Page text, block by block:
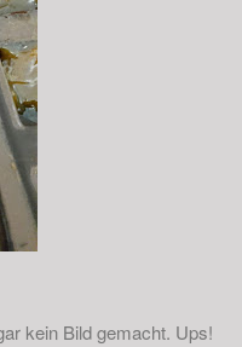
kein Bild gemacht. Ups!